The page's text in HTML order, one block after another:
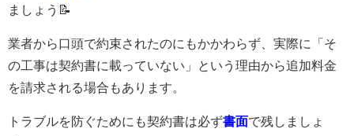
ましょう📝
業者から口頭で約束されたのにもかかわらず、実際に「そ
の工事は契約書に載っていない」という理由から追加料金
を請求される場合もあります。
トラブルを防ぐためにも契約書は必ず書面で残しましょ